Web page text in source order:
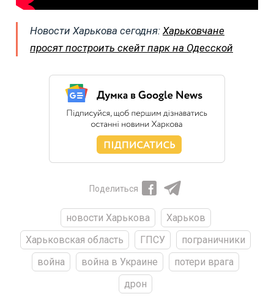
Новости Харькова сегодня: Харьковчане
просят построить скейт парк на Одесской
Поделиться
новости Харькова
Харьков
Харьковская область
ГПСУ
пограничники
война
война в Украине
потери врага
дрон